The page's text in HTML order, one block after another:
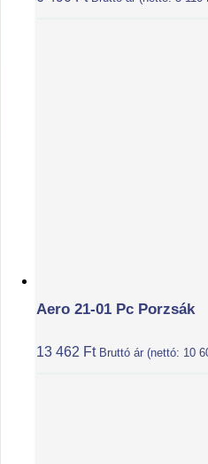
Aero 21-01 Pc Porzsák
13 462 Ft Bruttó ár (nettó: 10